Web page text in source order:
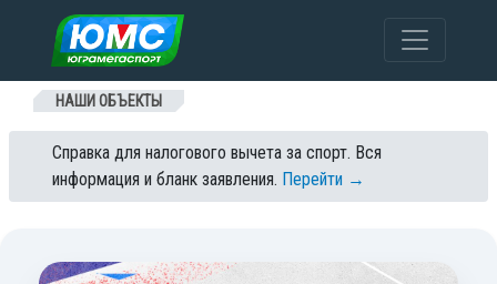
Перейти к содержанию
НАШИ ОБЪЕКТЫ
Справка для налогового вычета за спорт. Вся
информация и бланк заявления. Перейти →